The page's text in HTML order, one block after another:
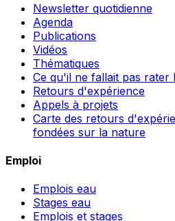
Newsletter quotidienne
Agenda
Publications
Vidéos
Thématiques
Ce qu'il ne fallait pas rater
Retours d'expérience
Appels à projets
Carte des retours
fondées sur la nature
Emploi
Emplois eau
Stages eau
Emplois et stages